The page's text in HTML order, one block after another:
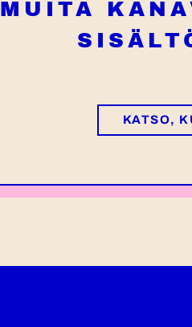
MUITA
KATSO,